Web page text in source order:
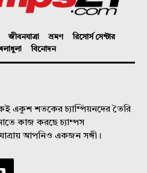
জীবনযাত্রা ভ্রমণ
রিসোর্স সেন্টার
বিনোদন
একুশ শতকের চ্যাম্পিয়নদের তৈরি
কাজ করছে চ্যাম্পস
আপনিও একজন সঙ্গী।